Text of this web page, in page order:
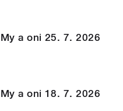
a oni 25. 7. 2026
a oni 18. 7. 2026